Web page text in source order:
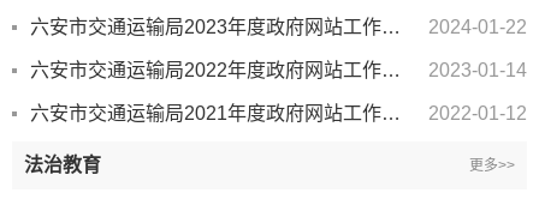
六安市交通运输局2023年度政府网站工作报表 2024-01-22
六安市交通运输局2022年度政府网站工作报表 2023-01-14
六安市交通运输局2021年度政府网站工作报表 2022-01-12
法治教育 更多>>